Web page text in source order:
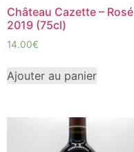
Château Cazette – Rosé
2019 (75cl)
14.00€
Ajouter au panier